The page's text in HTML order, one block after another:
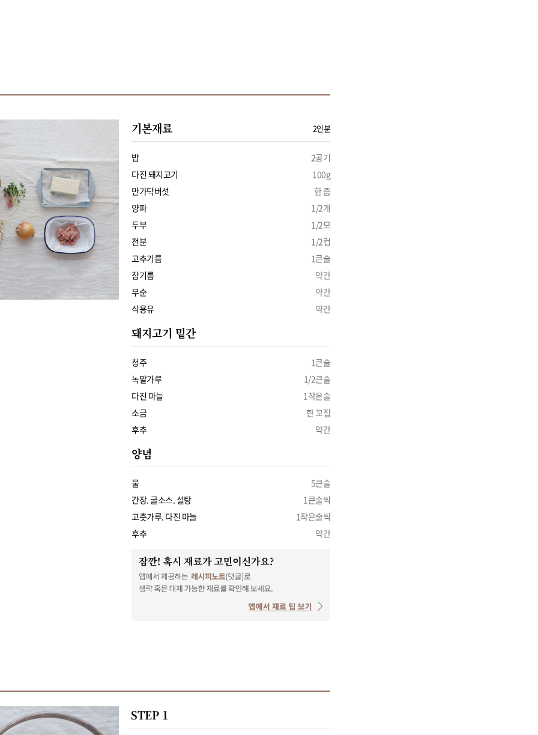
기본재료 2인분
밥
2공기
다진 돼지고기
100g
만가닥버섯
한 줌
양파
1/2개
두부
1/2모
전분
1/2컵
고추기름
1큰술
참기름
약간
무순
약간
식용유
약간
돼지고기 밑간
청주
1큰술
녹말가루
1/2큰술
다진 마늘
1작은술
소금
한 꼬집
후추
약간
양념
물
5큰술
간장. 굴소스. 설탕
1큰술씩
고춧가루. 다진 마늘
1작은술씩
후추
약간
STEP 1